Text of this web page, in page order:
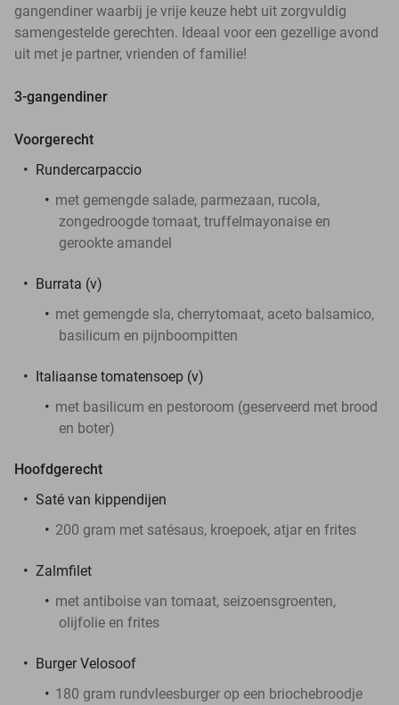
gangendiner waarbij je vrije keuze hebt uit zorgvuldig
samengestelde gerechten. Ideaal voor een gezellige avond
uit met je partner, vrienden of familie!
3-gangendiner
Voorgerecht
Rundercarpaccio
met gemengde salade, parmezaan, rucola,
zongedroogde tomaat, truffelmayonaise en
gerookte amandel
Burrata (v)
met gemengde sla, cherrytomaat, aceto balsamico,
basilicum en pijnboompitten
Italiaanse tomatensoep (v)
met basilicum en pestoroom (geserveerd met brood
en boter)
Hoofdgerecht
Saté van kippendijen
200 gram met satésaus, kroepoek, atjar en frites
Zalmfilet
met antiboise van tomaat, seizoensgroenten,
olijfolie en frites
Burger Velosoof
180 gram rundvleesburger op een briochebroodje